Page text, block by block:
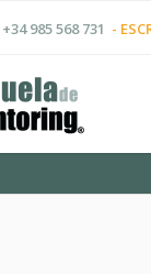
+34 985 568 731 -